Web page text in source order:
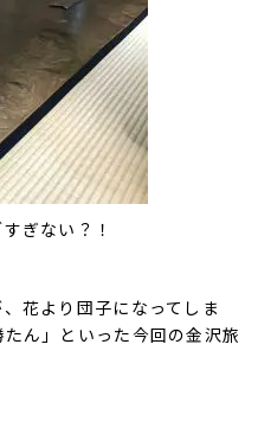
ぎない？！
花より団子になってしま
ん」といった今回の金沢旅